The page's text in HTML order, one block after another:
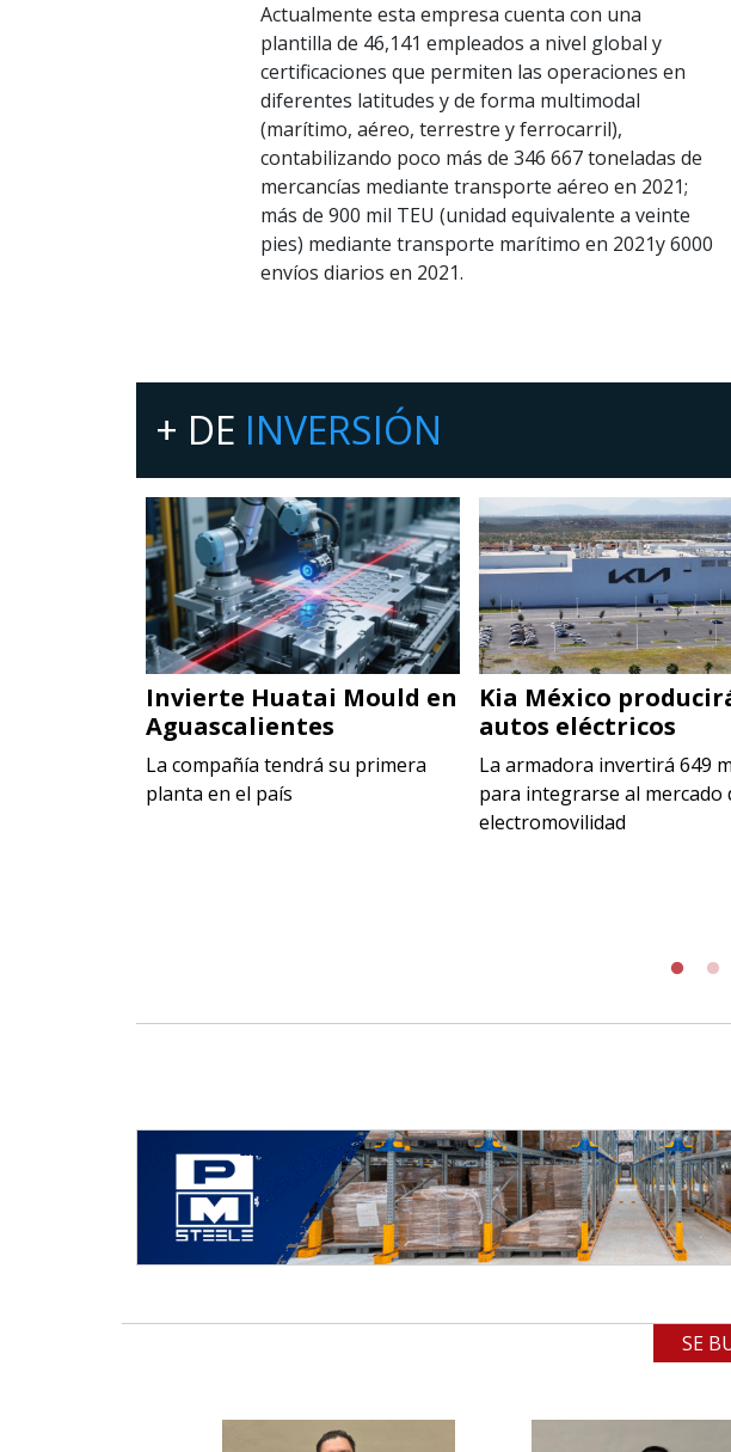
Actualmente esta empresa cuenta con una
plantilla de 46,141 empleados a nivel global y
certificaciones que permiten las operaciones en
diferentes latitudes y de forma multimodal
(marítimo, aéreo, terrestre y ferrocarril),
contabilizando poco más de 346 667 toneladas de
mercancías mediante transporte aéreo en 2021;
más de 900 mil TEU (unidad equivalente a veinte
pies) mediante transporte marítimo en 2021y 6000
envíos diarios en 2021.
+ DE INVERSIÓN
Invierte Huatai Mould en
Aguascalientes
La compañía tendrá su primera
planta en el país
Kia México
autos eléctricos
La armadora invertirá 649
para integrarse al mercado
electromovilidad
SE